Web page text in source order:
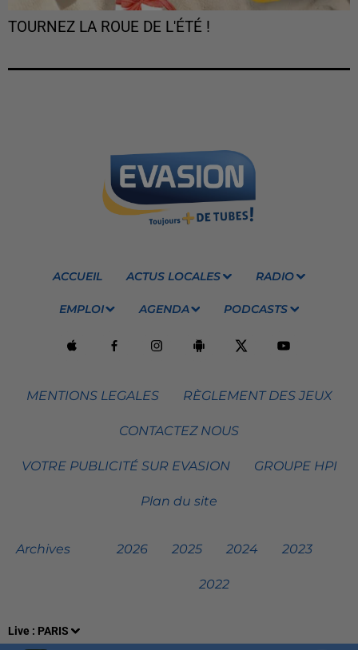
Live : PARIS
TOURNEZ LA ROUE DE L'ÉTÉ !
ACCUEIL ACTUS LOCALES RADIO
EMPLOI AGENDA PODCASTS
MENTIONS LEGALES RÈGLEMENT DES JEUX
CONTACTEZ NOUS
VOTRE PUBLICITÉ SUR EVASION GROUPE HPI
Plan du site
Archives 2026 2025 2024 2023
2022